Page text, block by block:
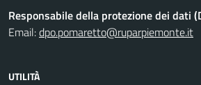
Responsabile della protezione dei dati
Email:dpo.pomaretto@ruparpiemonte.it
UTILITÀ